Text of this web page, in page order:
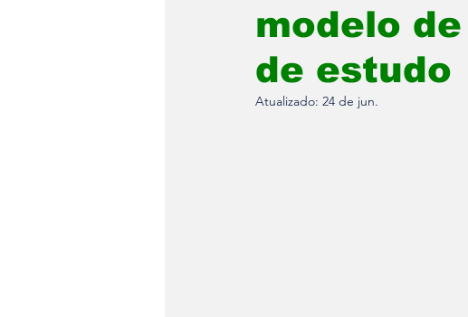
Máquinas Agrícolas Meio
modelo
de estudo
Atualizado: 24 de jun.